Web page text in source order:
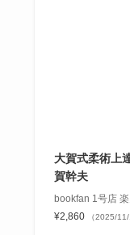
大賀式柔術上
賀幹夫
bookfan 1号店
¥2,860
（2025/